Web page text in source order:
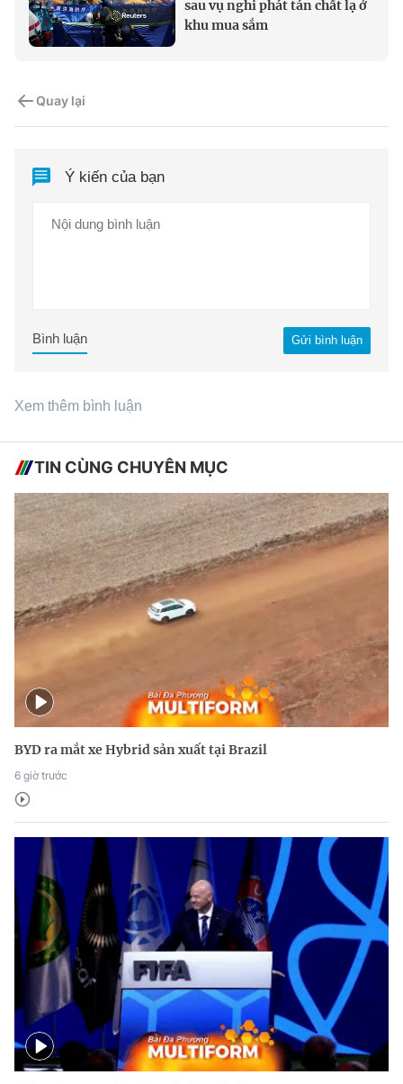
sau vụ nghi phát tán chất lạ ở
khu mua sắm
Quay lại
Ý kiến của bạn
Gửi bình luận
Bình luận
Xem thêm bình luận
TIN CÙNG CHUYÊN MỤC
BYD ra mắt xe Hybrid sản xuất tại Brazil
6 giờ trước